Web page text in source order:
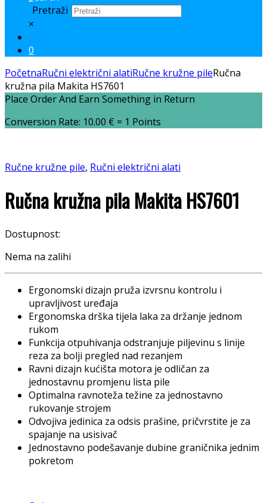
Pretraži
×
0
PočetnaRučni električni alatiRučne kružne pileRučna
kružna pila Makita HS7601
Place Order And Earn Something in Return
Conversion Rate: 10.00 € = 1 Points
Ručne kružne pile, Ručni električni alati
Ručna kružna pila Makita HS7601
Dostupnost:
Nema na zalihi
Ergonomski dizajn pruža izvrsnu kontrolu i
upravljivost uređaja
Ergonomska drška tijela laka za držanje jednom
rukom
Funkcija otpuhivanja odstranjuje piljevinu s linije
reza za bolji pregled nad rezanjem
Ravni dizajn kućišta motora je odličan za
jednostavnu promjenu lista pile
Optimalna ravnoteža težine za jednostavno
rukovanje strojem
Odvojiva jedinica za odsis prašine, pričvrstite je za
spajanje na usisivač
Jednostavno podešavanje dubine graničnika jednim
pokretom